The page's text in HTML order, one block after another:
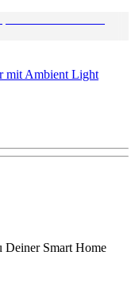
mit Ambient Light
Deiner Smart Home